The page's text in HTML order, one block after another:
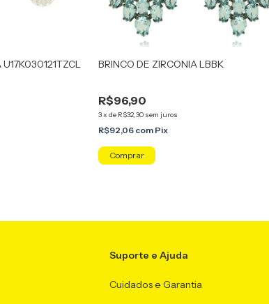
BRINCO DE ZIRCONIA LBBK
R$96,90
3x de R$32,30 sem juros
R$92,06 com Pix
Suporte e Ajuda
Cuidados e Garantia